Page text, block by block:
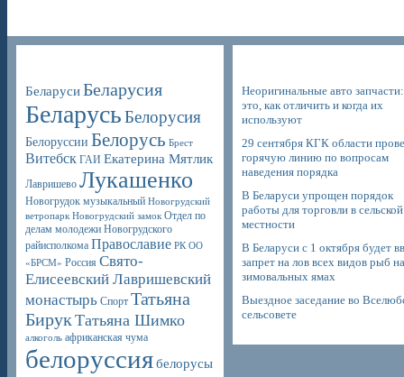
БеларусиБеларусия
БеларусьБелорусия
Белоруссии Белорусь Брест
Витебск ГАИ Екатерина Мятлик
Лавришево Лукашенко
Новогрудок музыкальный Новогрудский
ветропарк Новогрудский замок Отдел по
делам молодежи Новогрудского
райисполкома Православие РК ОО
«БРСМ» Россия Свято-
Елисеевский Лавришевский
монастырь Спорт Татьяна
Бирук Татьяна Шимко
алкоголь африканская чума
белоруссиябелорусы
Неоригинальные авто
это, как отличить и когда их
используют
29 сентября КГК области
горячую линию по вопросам
наведения порядка
В Беларуси упрощен порядок
работы для торговли в сельской
местности
В Беларуси с 1 октября будет
запрет на лов всех видов рыб на
зимовальных ямах
Выездное заседание во
сельсовете